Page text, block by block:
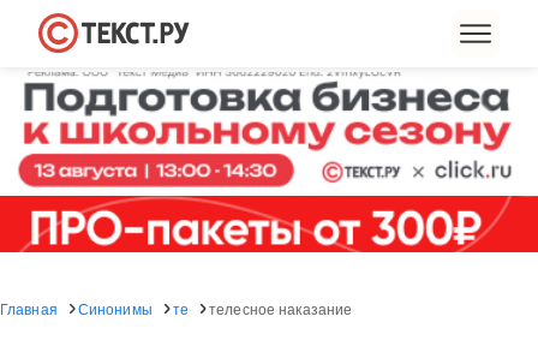
Главная Синонимы те телесное наказание